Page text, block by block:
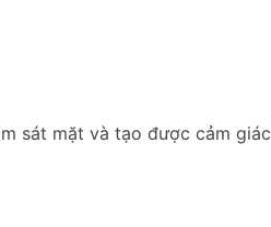
sát mặt và tạo được cảm giác